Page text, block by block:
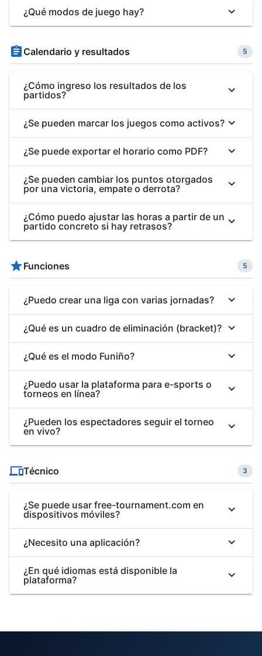
¿Qué modos de juego hay?
Calendario y resultados 5
¿Cómo ingreso los resultados de los
partidos?
¿Se pueden marcar los juegos como activos?
¿Se puede exportar el horario como PDF?
¿Se pueden cambiar los puntos otorgados
por una victoria, empate o derrota?
¿Cómo puedo ajustar las horas a partir de un
partido concreto si hay retrasos?
Funciones 5
¿Puedo crear una liga con varias jornadas?
¿Qué es un cuadro de eliminación (bracket)?
¿Qué es el modo Funiño?
¿Puedo usar la plataforma para e-sports o
torneos en línea?
¿Pueden los espectadores seguir el torneo
en vivo?
Técnico 3
¿Se puede usar free-tournament.com en
dispositivos móviles?
¿Necesito una aplicación?
¿En qué idiomas está disponible la
plataforma?